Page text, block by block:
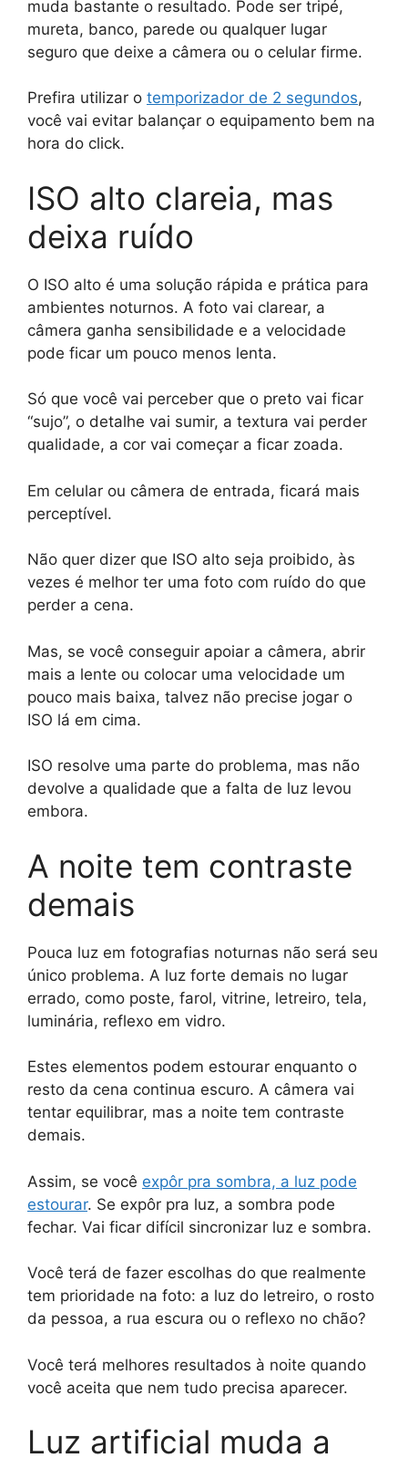
muda bastante o resultado. Pode ser tripé,
mureta, banco, parede ou qualquer lugar
seguro que deixe a câmera ou o celular firme.
Prefira utilizar o temporizador de 2 segundos,
você vai evitar balançar o equipamento bem na
hora do click.
ISO alto clareia, mas
deixa ruído
O ISO alto é uma solução rápida e prática para
ambientes noturnos. A foto vai clarear, a
câmera ganha sensibilidade e a velocidade
pode ficar um pouco menos lenta.
Só que você vai perceber que o preto vai ficar
“sujo”, o detalhe vai sumir, a textura vai perder
qualidade, a cor vai começar a ficar zoada.
Em celular ou câmera de entrada, ficará mais
perceptível.
Não quer dizer que ISO alto seja proibido, às
vezes é melhor ter uma foto com ruído do que
perder a cena.
Mas, se você conseguir apoiar a câmera, abrir
mais a lente ou colocar uma velocidade um
pouco mais baixa, talvez não precise jogar o
ISO lá em cima.
ISO resolve uma parte do problema, mas não
devolve a qualidade que a falta de luz levou
embora.
A noite tem contraste
demais
Pouca luz em fotografias noturnas não será seu
único problema. A luz forte demais no lugar
errado, como poste, farol, vitrine, letreiro, tela,
luminária, reflexo em vidro.
Estes elementos podem estourar enquanto o
resto da cena continua escuro. A câmera vai
tentar equilibrar, mas a noite tem contraste
demais.
Assim, se você expôr pra sombra, a luz pode
estourar. Se expôr pra luz, a sombra pode
fechar. Vai ficar difícil sincronizar luz e sombra.
Você terá de fazer escolhas do que realmente
tem prioridade na foto: a luz do letreiro, o rosto
da pessoa, a rua escura ou o reflexo no chão?
Você terá melhores resultados à noite quando
você aceita que nem tudo precisa aparecer.
Luz artificial muda a